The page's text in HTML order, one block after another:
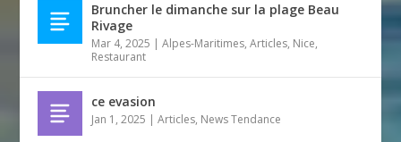
Bruncher le dimanche sur la plage Beau
Rivage
Mar 4, 2025 |Alpes-Maritimes,Articles, Nice,
Restaurant
ce evasion
Jan 1, 2025 |Articles, News Tendance